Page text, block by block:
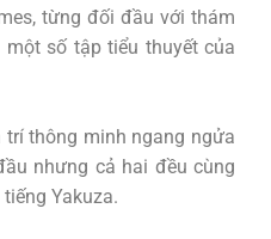
từng đối đầu với thám
số tập tiểu thuyết của
thông minh ngang ngửa
nhưng cả hai đều cùng
Yakuza.